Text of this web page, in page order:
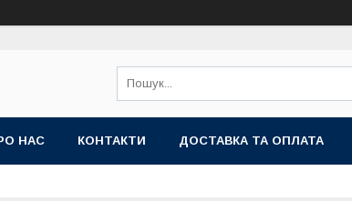
НАС КОНТАКТИ ДОСТАВКА ТА ОПЛАТА